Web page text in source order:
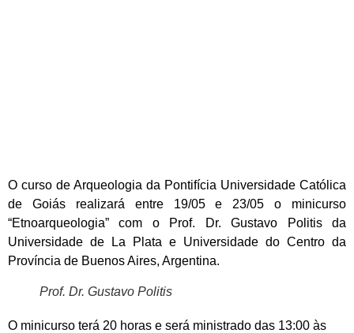
O curso de Arqueologia da Pontifícia Universidade Católica
de Goiás realizará entre 19/05 e 23/05 o minicurso
“Etnoarqueologia” com o Prof. Dr. Gustavo Politis da
Universidade de La Plata e Universidade do Centro da
Província de Buenos Aires, Argentina.
Prof. Dr. Gustavo Politis
O minicurso terá 20 horas e será ministrado das 13:00 às